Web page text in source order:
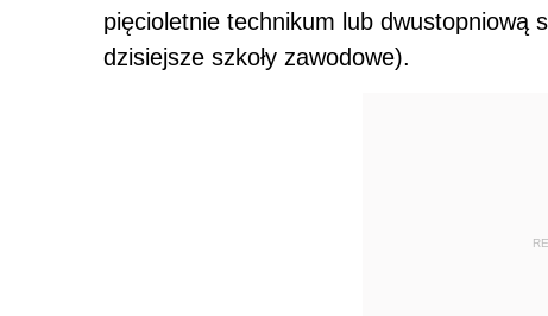
pięcioletnie technikum lub dwustopniową
dzisiejsze szkoły zawodowe).